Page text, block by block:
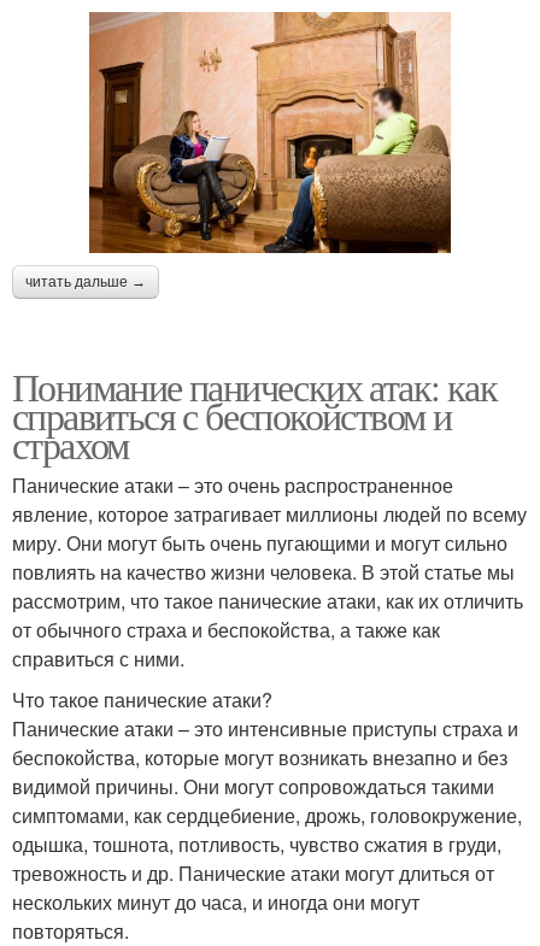
читать дальше →
Понимание панических атак: как
справиться с беспокойством и
страхом
Панические атаки – это очень распространенное
явление, которое затрагивает миллионы людей по всему
миру. Они могут быть очень пугающими и могут сильно
повлиять на качество жизни человека. В этой статье мы
рассмотрим, что такое панические атаки, как их отличить
от обычного страха и беспокойства, а также как
справиться с ними.
Что такое панические атаки?
Панические атаки – это интенсивные приступы страха и
беспокойства, которые могут возникать внезапно и без
видимой причины. Они могут сопровождаться такими
симптомами, как сердцебиение, дрожь, головокружение,
одышка, тошнота, потливость, чувство сжатия в груди,
тревожность и др. Панические атаки могут длиться от
нескольких минут до часа, и иногда они могут
повторяться.